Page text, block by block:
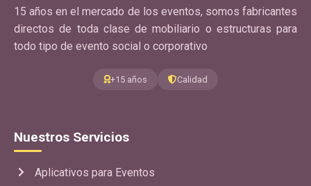
15 años en el mercado de los eventos, somos fabricantes
directos de toda clase de mobiliario o estructuras para
todo tipo de evento social o corporativo
+15 años Calidad
Nuestros Servicios
Aplicativos para Eventos